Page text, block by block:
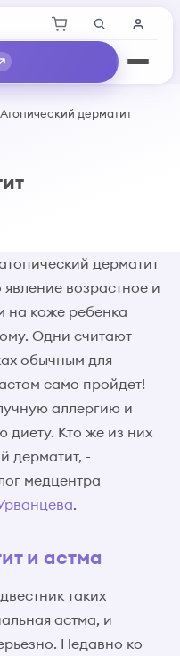
Атопический дерматит
дерматит
возрастное и
на коже ребенка
Одни считают
обычным для
само пройдет!
аллергию и
диету. Кто же из них
дерматит, -
медцентра
.
и астма
таких
астма, и
Недавно ко